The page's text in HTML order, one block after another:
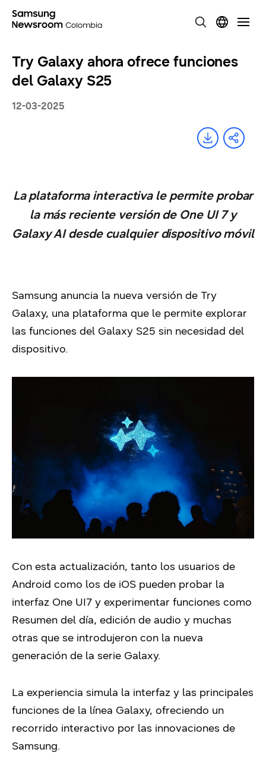
Try Galaxy ahora ofrece funciones
del Galaxy S25
12-03-2025
La plataforma interactiva le permite probar
la más reciente versión de One UI 7 y
Galaxy AI desde cualquier dispositivo móvil
Samsung anuncia la nueva versión de Try
Galaxy, una plataforma que le permite explorar
las funciones del Galaxy S25 sin necesidad del
dispositivo.
Con esta actualización, tanto los usuarios de
Android como los de iOS pueden probar la
interfaz One UI7 y experimentar funciones como
Resumen del día, edición de audio y muchas
otras que se introdujeron con la nueva
generación de la serie Galaxy.
La experiencia simula la interfaz y las principales
funciones de la línea Galaxy, ofreciendo un
recorrido interactivo por las innovaciones de
Samsung.